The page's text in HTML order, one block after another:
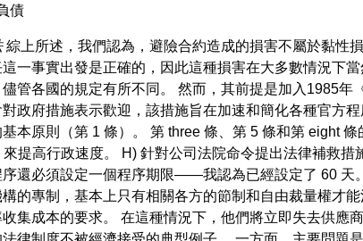
債
綜上所述，我們認為，避險合約造成的損害不屬於黏性
一事實出發是正確的，因此這種損害在大多數情況下
管各國的規定有所不同。 然而，其前提是加入1985
政府措施表示歡迎，該措施旨在加速和簡化各種官方
本原則（第 1 條）。 第 three 條、第 5 條和第 eight
來提高行政速度。 H) 針對公司法院命令提出法律補救
序還必須設定一個程序期限——我認為已經設定了 60 天
的專制，基本上只有相關各方的節制和自由裁量權才
集成本的要求。 在這種情況下，他們將立即失去供應